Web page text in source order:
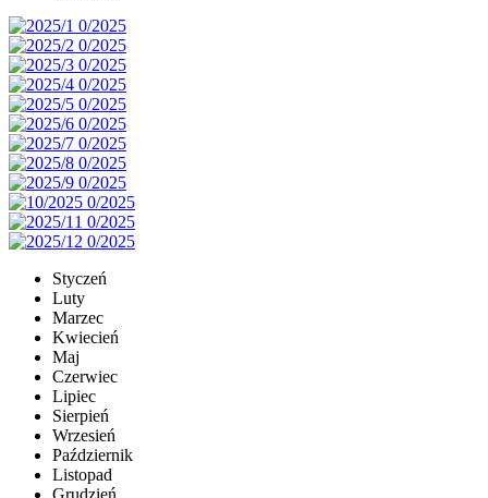
Styczeń
Luty
Marzec
Kwiecień
Maj
Czerwiec
Lipiec
Sierpień
Wrzesień
Październik
Listopad